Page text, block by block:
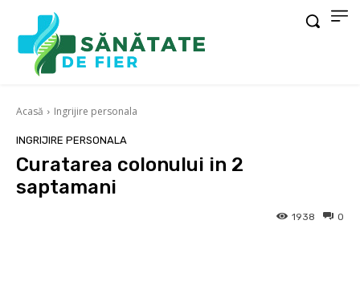
Acasă Ingrijire personala
INGRIJIRE PERSONALA
Curatarea colonului in 2
saptamani
0
1938